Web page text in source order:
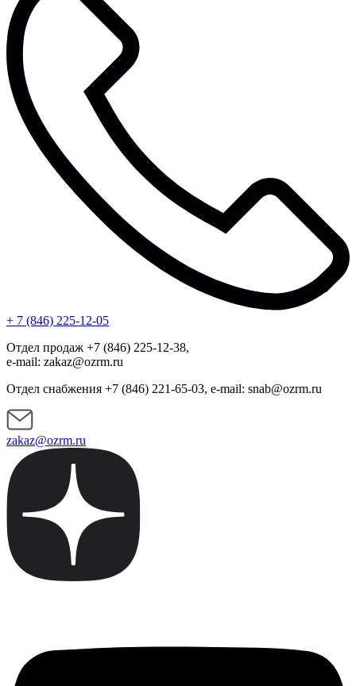
+ 7 (846) 225-12-05
Отдел продаж +7 (846) 225-12-38,
e-mail: zakaz@ozrm.ru
Отдел снабжения +7 (846) 221-65-03, e-mail: snab@ozrm.ru
zakaz@ozrm.ru